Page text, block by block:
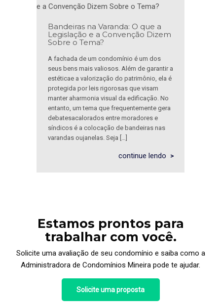
Bandeiras na Varanda: O que a
Legislação e a Convenção Dizem
Sobre o Tema?
A fachada de um condomínio é um dos
seus bens mais valiosos. Além de garantir a
estéticae a valorização do patrimônio, ela é
protegida por leis rigorosas que visam
manter aharmonia visual da edificação. No
entanto, um tema que frequentemente gera
debatesacalorados entre moradores e
síndicos é a colocação de bandeiras nas
varandas oujanelas. Seja […]
continue lendo
Estamos prontos para
trabalhar com você.
Solicite uma avaliação de seu condomínio e saiba como a
Administradora de Condomínios Mineira pode te ajudar.
Solicite uma proposta